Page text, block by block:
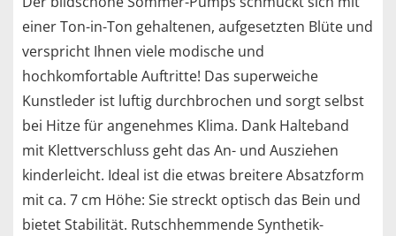
einer Ton-in-Ton gehaltenen, aufgesetzten Blüte und
verspricht Ihnen viele modische und
hochkomfortable Auftritte! Das superweiche
Kunstleder ist luftig durchbrochen und sorgt selbst
bei Hitze für angenehmes Klima. Dank Halteband
mit Klettverschluss geht das An- und Ausziehen
kinderleicht. Ideal ist die etwas breitere Absatzform
mit ca. 7 cm Höhe: Sie streckt optisch das Bein und
bietet Stabilität. Rutschhemmende Synthetik-